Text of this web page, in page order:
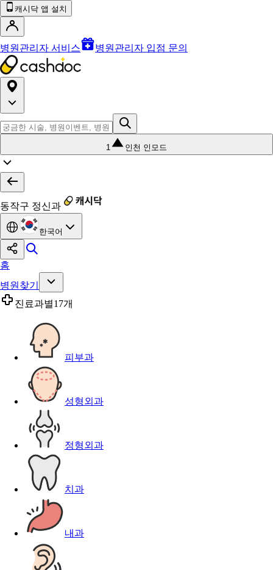
캐시닥 앱 설치
병원관리자 서비스 병원관리자 입점 문의
1 인천 인모드
동작구 정신과
한국어
홈
병원찾기
진료과별17개
피부과
성형외과
정형외과
치과
내과